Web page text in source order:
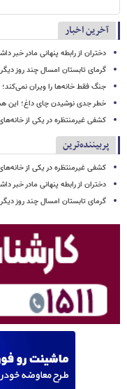
آخرین اخبار
دختران از رابطه پنهانی مادر خبر
گرمای تابستان امسال چند روز
جنگ فقط خانه‌ها را ویران
خطر جدی نوشیدن چای داغ؛ این
کشفی غیرمنتظره در یکی از
پربیننده‌ترین
کشفی غیرمنتظره در یکی از
دختران از رابطه پنهانی مادر خبر
گرمای تابستان امسال چند روز